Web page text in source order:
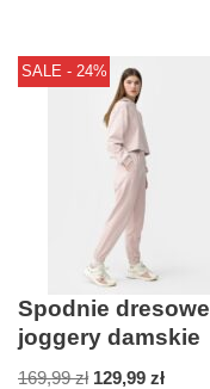
SALE - 24%
Spodnie dresowe
joggery damskie
169,99zł 129,99 zł